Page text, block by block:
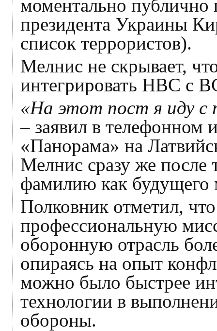
моментально публично
президента Украины
список террористов).
Мелнис не скрывает,
интегрировать НВС с
«На этот пост я иду с
– заявил в телефонном
«Панорама» на
Мелнис сразу же после
фамилию как будущего
Полковник отметил,
профессиональную
оборонную отрасль
опираясь на опыт
можно было быстрее
технологии в
обороны.